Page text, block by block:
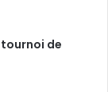
tournoi de